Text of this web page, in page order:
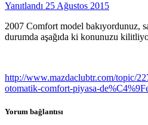
Yanıtlandı 25 Ağustos 2015
2007 Comfort model bakıyordunuz,
durumda aşağıda ki konunuzu
http://www.mazdaclubtr.com/topic/
otomatik-comfort-piyasa-
Yorum bağlantısı